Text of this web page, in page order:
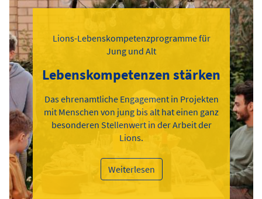
Lions-Lebenskompetenzprogramme für
Jung und Alt
Lebenskompetenzen stärken
Das ehrenamtliche Engagement in Projekten
mit Menschen von jung bis alt hat einen ganz
besonderen Stellenwert in der Arbeit der
Lions.
Weiterlesen